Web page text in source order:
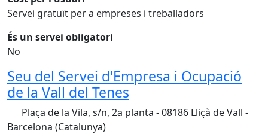
Servei gratuït per a empreses i treballadors
És un servei obligatori
No
Seu del Servei d'Empresa i Ocupació
de la Vall del Tenes
Plaça de la Vila, s/n, 2a planta - 08186 Lliçà de Vall -
Barcelona (Catalunya)